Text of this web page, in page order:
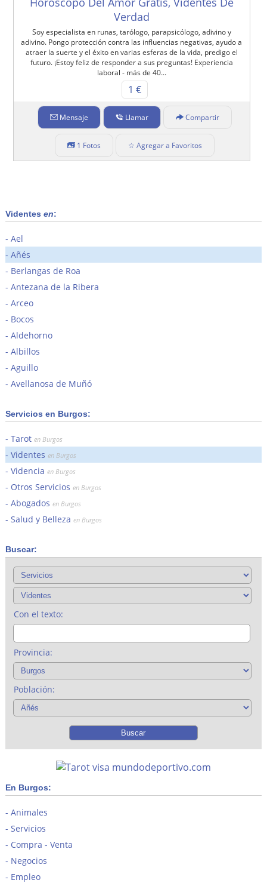
Verdad
Soy especialista en runas, tarólogo, parapsicólogo, adivino y
adivino. Pongo protección contra las influencias negativas, ayudo a
atraer la suerte y el éxito en varias esferas de la vida, predigo el
futuro. ¡Estoy feliz de responder a sus preguntas! Experiencia
laboral - más de 40...
1 €
Mensaje Llamar Compartir
1 Fotos ☆ Agregar a Favoritos
Videntes en:
Ael
Añés
Berlangas de Roa
Antezana de la Ribera
Arceo
Bocos
Aldehorno
Albillos
Aguillo
Avellanosa de Muñó
Servicios en Burgos:
Tarot en Burgos
Videntes en Burgos
Videncia en Burgos
Otros Servicios en Burgos
Abogados en Burgos
Salud y Belleza en Burgos
Buscar:
Con el texto:
Provincia:
Población:
En Burgos:
Animales
Servicios
Compra - Venta
Negocios
Empleo